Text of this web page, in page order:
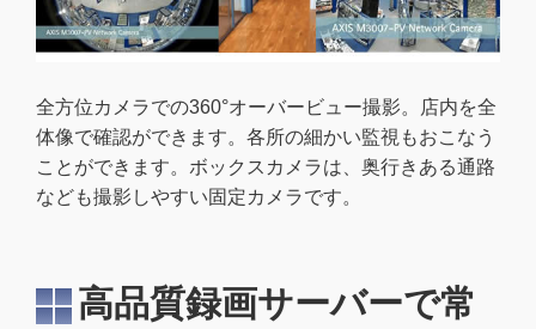
全方位カメラでの360°オーバービュー撮影。店内を全
体像で確認ができます。各所の細かい監視もおこなう
ことができます。ボックスカメラは、奥行きある通路
なども撮影しやすい固定カメラです。
高品質録画サーバーで常